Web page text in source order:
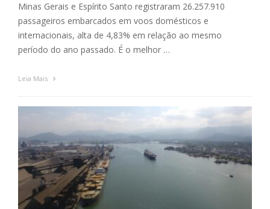
Minas Gerais e Espírito Santo registraram 26.257.910
passageiros embarcados em voos domésticos e
internacionais, alta de 4,83% em relação ao mesmo
período do ano passado. É o melhor …
Leia Mais